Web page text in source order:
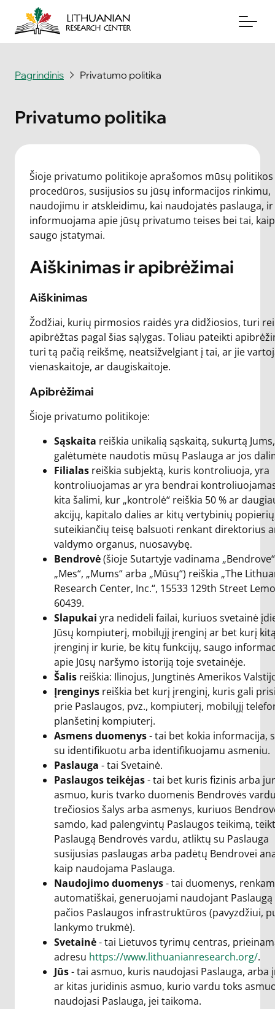
Archyvai
Knygos
Naujienos
Aukoti
Susisiekite su mumis
Pagrindinis Privatumo politika
Privatumo politika
Šioje privatumo politikoje aprašomos mūsų
procedūros, susijusios su jūsų informacijos rinkimu,
naudojimu ir atskleidimu, kai naudojatės paslauga, ir
informuojama apie jūsų privatumo teises bei tai,
saugo įstatymai.
Aiškinimas ir apibrėžimai
Aiškinimas
Žodžiai, kurių pirmosios raidės yra didžiosios, turi
apibrėžtas pagal šias sąlygas. Toliau pateikti
turi tą pačią reikšmę, neatsižvelgiant į tai, ar jie
vienaskaitoje, ar daugiskaitoje.
Apibrėžimai
Šioje privatumo politikoje:
Sąskaita reiškia unikalią sąskaitą, sukurtą
galėtumėte naudotis mūsų Paslauga ar jos
Filialas reiškia subjektą, kuris kontroliuoja, yra
kontroliuojamas ar yra bendrai
kita šalimi, kur „kontrolė“ reiškia 50 % ar
akcijų, kapitalo dalies ar kitų vertybinių
suteikiančių teisę balsuoti renkant direktorius
valdymo organus, nuosavybę.
Bendrovė(šioje Sutartyje vadinama
„Mes“, „Mums“ arba „Mūsų“) reiškia „The
Research Center, Inc.“, 15533 129th Street
60439.
Slapukai yra nedideli failai, kuriuos svetainė
Jūsų kompiuterį, mobilųjį įrenginį ar bet kurį
įrenginį ir kurie, be kitų funkcijų, saugo
apie Jūsų naršymo istoriją toje svetainėje.
Šalis reiškia: Ilinojus, Jungtinės Amerikos
Įrenginys reiškia bet kurį įrenginį, kuris gali
prie Paslaugos, pvz., kompiuterį, mobilųjį
planšetinį kompiuterį.
Asmens duomenys- tai bet kokia informacija,
su identifikuotu arba identifikuojamu asmeniu.
Paslauga - tai Svetainė.
Paslaugos teikėjas- tai bet kuris fizinis arba
asmuo, kuris tvarko duomenis Bendrovės
trečiosios šalys arba asmenys, kuriuos
samdo, kad palengvintų Paslaugos teikimą,
Paslaugą Bendrovės vardu, atliktų su Paslauga
susijusias paslaugas arba padėtų Bendrovei
kaip naudojama Paslauga.
Naudojimo duomenys- tai duomenys,
automatiškai, generuojami naudojant Paslaugą
pačios Paslaugos infrastruktūros (pavyzdžiui,
lankymo trukmė).
Svetainė- tai Lietuvos tyrimų centras,
adresu https://www.lithuanianresearch.org/.
Jūs- tai asmuo, kuris naudojasi Paslauga, arba
ar kitas juridinis asmuo, kurio vardu toks
naudojasi Paslauga, jei taikoma.